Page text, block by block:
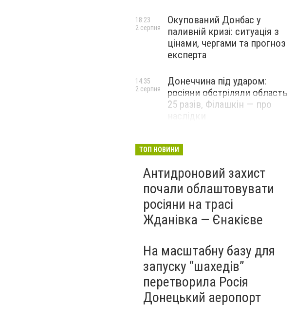
Окупований Донбас у
паливній кризі: ситуація з
цінами, чергами та прогноз
експерта
18:23
2 серпня
Донеччина під ударом:
росіяни обстріляли область
25 разів, Філашкін — про
14:35
2 серпня
ТОП НОВИНИ
Антидроновий захист
почали облаштовувати
росіяни на трасі
Жданівка — Єнакієве
На масштабну базу для
запуску “шахедів”
перетворила Росія
Донецький аеропорт